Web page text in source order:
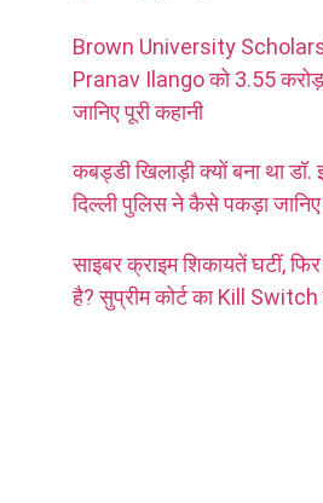
Brown University
Pranav Ilango को 3.55
जानिए पूरी कहानी
कबड्डी खिलाड़ी क्यों बना था
दिल्ली पुलिस ने कैसे पकड़ा
साइबर क्राइम शिकायतें घटीं,
है? सुप्रीम कोर्ट का Kill Switch